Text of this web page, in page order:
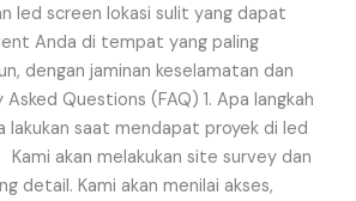
led screen lokasi sulit yang dapat
Anda di tempat yang paling
dengan jaminan keselamatan dan
Questions (FAQ) 1. Apa langkah
lakukan saat mendapat proyek di led
akan melakukan site survey dan
detail. Kami akan menilai akses,